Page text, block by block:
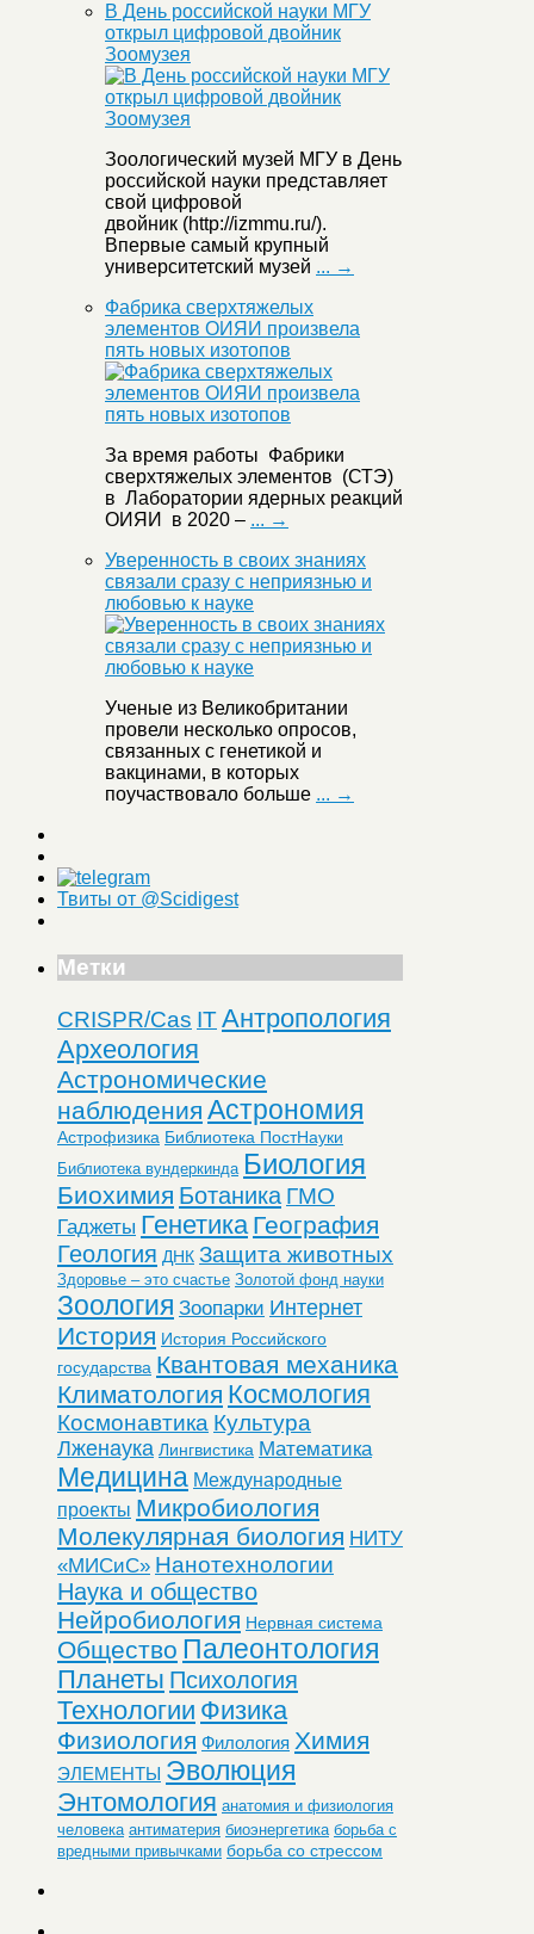
В День российской науки МГУ
открыл цифровой двойник
Зоомузея
Зоологический музей МГУ в День
российской науки представляет
свой цифровой
двойник (http://izmmu.ru/).
Впервые самый крупный
университетский музей ... →
Фабрика сверхтяжелых
элементов ОИЯИ произвела
пять новых изотопов
За время работы Фабрики
сверхтяжелых элементов (СТЭ)
в Лаборатории ядерных реакций
ОИЯИ в 2020 – ... →
Уверенность в своих знаниях
связали сразу с неприязнью и
любовью к науке
Ученые из Великобритании
провели несколько опросов,
связанных с генетикой и
вакцинами, в которых
поучаствовало больше ... →
Твиты от @Scidigest
Метки
CRISPR/Cas ITАнтропология
Археология
Астрономические
наблюдения Астрономия
Астрофизика Библиотека ПостНауки
Библиотека вундеркинда Биология
Биохимия Ботаника ГМО
Гаджеты Генетика География
Геология ДНК Защита животных
Здоровье – это счастье Золотой фонд науки
Зоология Зоопарки Интернет
История История Российского
государства Квантовая механика
Климатология Космология
Космонавтика Культура
Лженаука Лингвистика Математика
Медицина Международные
проекты Микробиология
Молекулярная биология НИТУ
«МИСиС» Нанотехнологии
Наука и общество
Нейробиология Нервная система
Общество Палеонтология
Планеты Психология
Технологии Физика
Физиология Филология Химия
ЭЛЕМЕНТЫ Эволюция
Энтомология анатомия и физиология
человека антиматерия биоэнергетика борьба с
вредными привычками борьба со стрессом